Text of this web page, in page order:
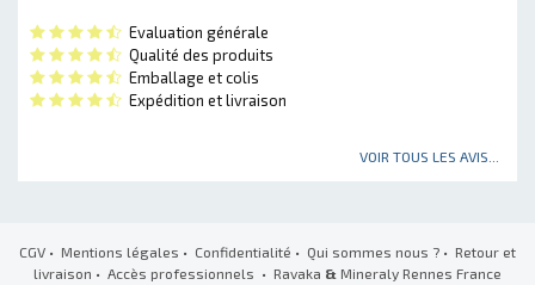
Evaluation générale
Qualité des produits
Emballage et colis
Expédition et livraison
VOIR TOUS LES AVIS...
CGV • Mentions légales • Confidentialité • Qui sommes nous ? • Retour et
livraison • Accès professionnels • Ravaka & Mineraly Rennes France